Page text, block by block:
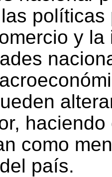
y
como
país.